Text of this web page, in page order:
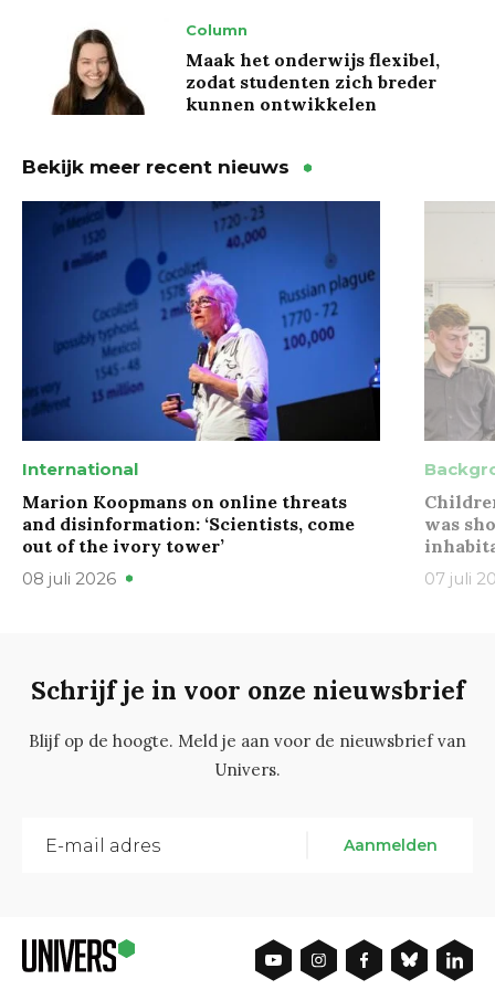
Column
Maak het onderwijs flexibel,
zodat studenten zich breder
kunnen ontwikkelen
Bekijk meer recent nieuws
International
Marion Koopmans on online threats
and disinformation: ‘Scientists, come
out of the ivory tower’
08 juli 2026
was
07 juli
Schrijf je in voor onze nieuwsbrief
Blijf op de hoogte. Meld je aan voor de nieuwsbrief van
Univers.
Aanmelden